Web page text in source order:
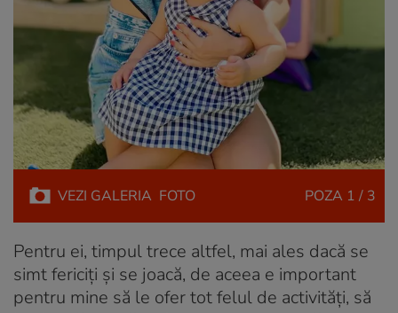
VEZI GALERIA FOTO POZA 1 / 3
Pentru ei, timpul trece altfel, mai ales dacă se
simt fericiți și se joacă, de aceea e important
pentru mine să le ofer tot felul de activități, să